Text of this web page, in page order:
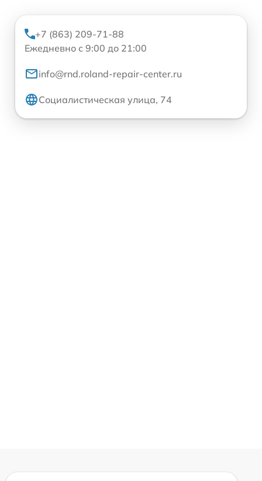
+7 (863) 209-71-88
Ежедневно с 9:00 до 21:00
info@rnd.roland-repair-center.ru
Социалистическая улица, 74